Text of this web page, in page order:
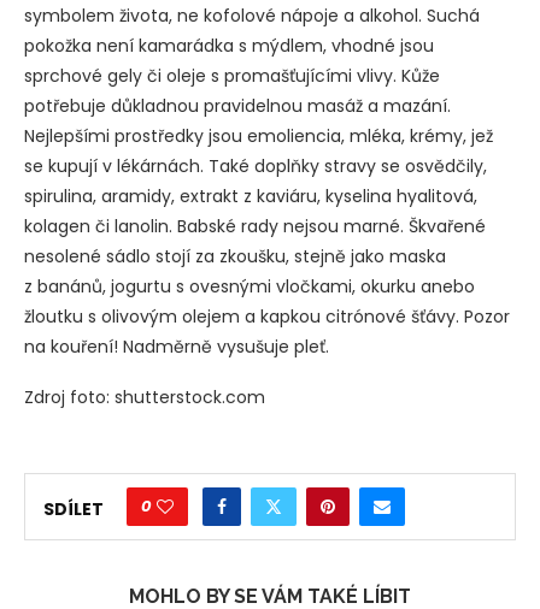
symbolem života, ne kofolové nápoje a alkohol. Suchá
pokožka není kamarádka s mýdlem, vhodné jsou
sprchové gely či oleje s promašťujícími vlivy. Kůže
potřebuje důkladnou pravidelnou masáž a mazání.
Nejlepšími prostředky jsou emoliencia, mléka, krémy, jež
se kupují v lékárnách. Také doplňky stravy se osvědčily,
spirulina, aramidy, extrakt z kaviáru, kyselina hyalitová,
kolagen či lanolin. Babské rady nejsou marné. Škvařené
nesolené sádlo stojí za zkoušku, stejně jako maska
z banánů, jogurtu s ovesnými vločkami, okurku anebo
žloutku s olivovým olejem a kapkou citrónové šťávy. Pozor
na kouření! Nadměrně vysušuje pleť.
Zdroj foto: shutterstock.com
SDÍLET 0
MOHLO BY SE VÁM TAKÉ LÍBIT